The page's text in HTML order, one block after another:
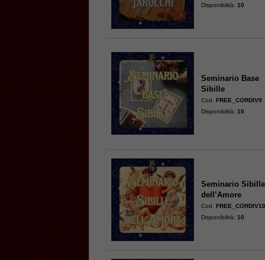
Disponibilità:10
Seminario Base
Sibille
Cod.FREE_CORDIV9
Disponibilità:10
Seminario Sibille
dell’Amore
Cod.
Disponibilità:10